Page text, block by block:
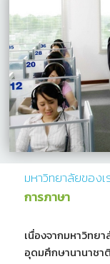
มหาวิทยาลัยของเ
การภาษา
เนื่องจากมหาวิทย
อุดมศึกษานานาช